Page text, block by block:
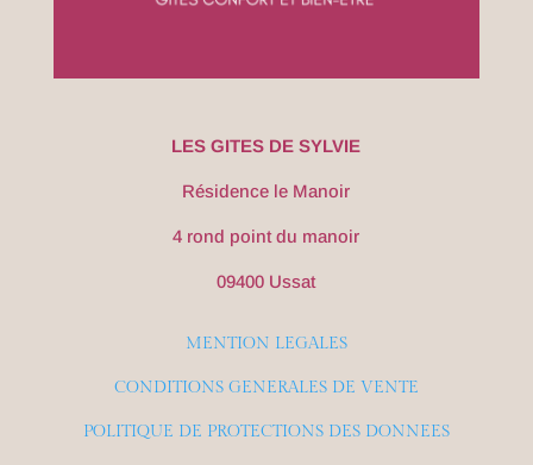
LES GITES DE SYLVIE
Résidence le Manoir
4 rond point du manoir
09400 Ussat
MENTION LEGALES
CONDITIONS GENERALES DE VENTE
POLITIQUE DE PROTECTIONS DES DONNEES